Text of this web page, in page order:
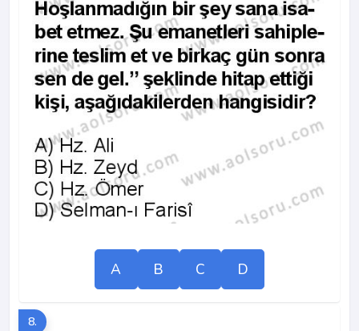
A B C D
8.